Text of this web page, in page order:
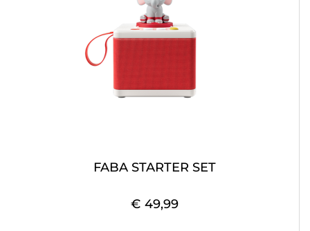
FABA STARTER SET
€ 49,99